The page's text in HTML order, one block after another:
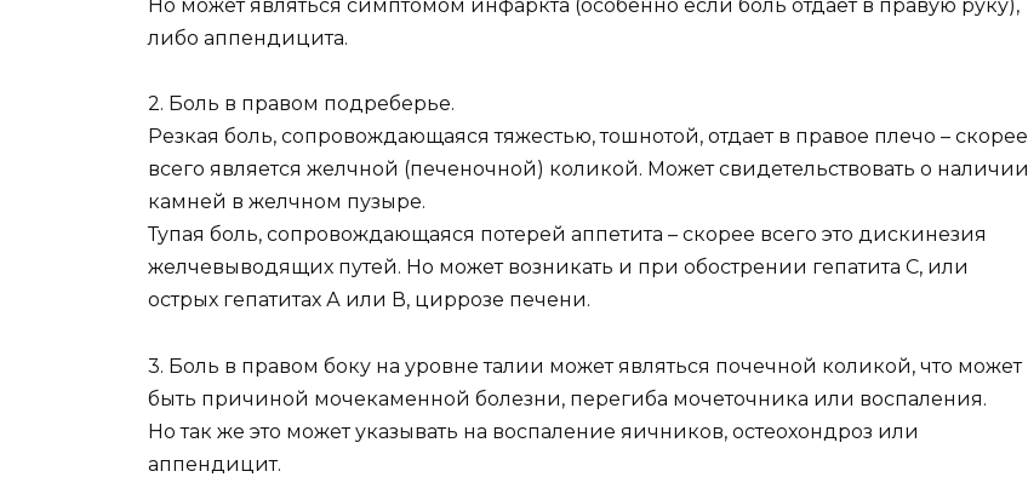
Но может являться симптомом инфаркта (особенно если боль отдает в правую руку),
либо аппендицита.
2. Боль в правом подреберье.
Резкая боль, сопровождающаяся тяжестью, тошнотой, отдает в правое плечо – скорее
всего является желчной (печеночной) коликой. Может свидетельствовать о наличии
камней в желчном пузыре.
Тупая боль, сопровождающаяся потерей аппетита – скорее всего это дискинезия
желчевыводящих путей. Но может возникать и при обострении гепатита С, или
острых гепатитах А или В, циррозе печени.
3. Боль в правом боку на уровне талии может являться почечной коликой, что может
быть причиной мочекаменной болезни, перегиба мочеточника или воспаления.
Но так же это может указывать на воспаление яичников, остеохондроз или
аппендицит.